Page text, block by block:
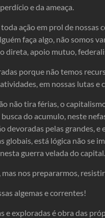
e da ameaça.
toda ação em prol de
faça algo, não somos
direta, apoio mutuo,
porque não temos
em nossas lutas
não tira férias, o
do acumulo, neste
pelas grandes, e
está lógica não se
guerra velada do capital.
nos prepararmos,
algemas e correntes!
e exploradas é obra das